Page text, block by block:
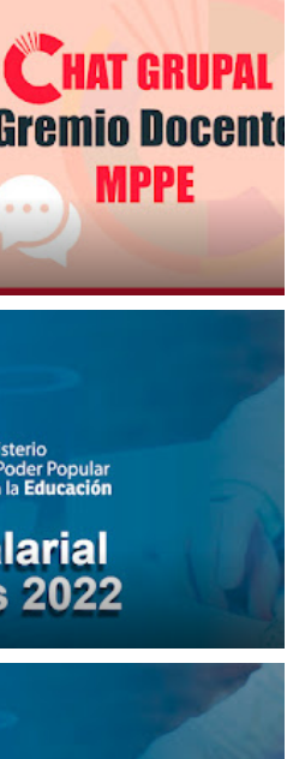
Docente MPPE
May 12, 2023
2025 en Venezuela
25, 2022